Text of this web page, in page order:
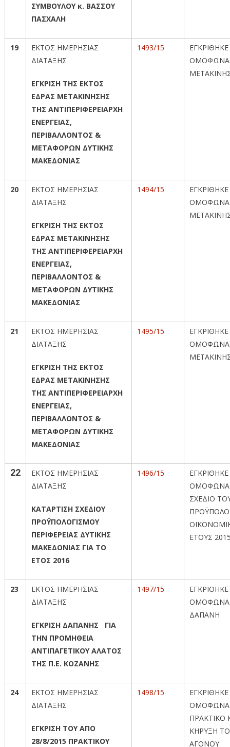
ΣΥΜΒΟΥΛΟΥ κ. ΒΑΣΣΟΥ
ΠΑΣΧΑΛΗ
19
ΕΚΤΟΣ ΗΜΕΡΗΣΙΑΣ
ΔΙΑΤΑΞΗΣ
ΕΓΚΡΙΣΗ ΤΗΣ ΕΚΤΟΣ
ΕΔΡΑΣ ΜΕΤΑΚΙΝΗΣΗΣ
ΤΗΣ ΑΝΤΙΠΕΡΙΦΕΡΕΙΑΡΧΗ
ΕΝΕΡΓΕΙΑΣ,
ΠΕΡΙΒΑΛΛΟΝΤΟΣ &
ΜΕΤΑΦΟΡΩΝ ΔΥΤΙΚΗΣ
ΜΑΚΕΔΟΝΙΑΣ
1493/15
ΕΓΚΡΙΘΗΚΕ
ΟΜΟΦΩΝΑ
20
ΕΚΤΟΣ ΗΜΕΡΗΣΙΑΣ
ΔΙΑΤΑΞΗΣ
ΕΓΚΡΙΣΗ ΤΗΣ ΕΚΤΟΣ
ΕΔΡΑΣ ΜΕΤΑΚΙΝΗΣΗΣ
ΤΗΣ ΑΝΤΙΠΕΡΙΦΕΡΕΙΑΡΧΗ
ΕΝΕΡΓΕΙΑΣ,
ΠΕΡΙΒΑΛΛΟΝΤΟΣ &
ΜΕΤΑΦΟΡΩΝ ΔΥΤΙΚΗΣ
ΜΑΚΕΔΟΝΙΑΣ
1494/15
ΕΓΚΡΙΘΗΚΕ
ΟΜΟΦΩΝΑ
21
ΕΚΤΟΣ ΗΜΕΡΗΣΙΑΣ
ΔΙΑΤΑΞΗΣ
ΕΓΚΡΙΣΗ ΤΗΣ ΕΚΤΟΣ
ΕΔΡΑΣ ΜΕΤΑΚΙΝΗΣΗΣ
ΤΗΣ ΑΝΤΙΠΕΡΙΦΕΡΕΙΑΡΧΗ
ΕΝΕΡΓΕΙΑΣ,
ΠΕΡΙΒΑΛΛΟΝΤΟΣ &
ΜΕΤΑΦΟΡΩΝ ΔΥΤΙΚΗΣ
ΜΑΚΕΔΟΝΙΑΣ
1495/15
ΕΓΚΡΙΘΗΚΕ
ΟΜΟΦΩΝΑ
22
ΕΚΤΟΣ ΗΜΕΡΗΣΙΑΣ
ΔΙΑΤΑΞΗΣ
ΚΑΤΑΡΤΙΣΗ ΣΧΕΔΙΟΥ
ΠΡΟΫΠΟΛΟΓΙΣΜΟΥ
ΠΕΡΙΦΕΡΕΙΑΣ ΔΥΤΙΚΗΣ
ΜΑΚΕΔΟΝΙΑΣ ΓΙΑ ΤΟ
ΕΤΟΣ 2016
1496/15
ΕΓΚΡΙΘΗΚΕ
ΟΜΟΦΩΝΑ
ΣΧΕΔΙΟ
ΕΤΟΥΣ
23
ΕΚΤΟΣ ΗΜΕΡΗΣΙΑΣ
ΔΙΑΤΑΞΗΣ
ΕΓΚΡΙΣΗ ΔΑΠΑΝΗΣ ΓΙΑ
ΤΗΝ ΠΡΟΜΗΘΕΙΑ
ΑΝΤΙΠΑΓΕΤΙΚΟΥ ΑΛΑΤΟΣ
ΤΗΣ Π.Ε. ΚΟΖΑΝΗΣ
1497/15
ΕΓΚΡΙΘΗΚΕ
ΟΜΟΦΩΝΑ
ΔΑΠΑΝΗ
24
ΕΚΤΟΣ ΗΜΕΡΗΣΙΑΣ
ΔΙΑΤΑΞΗΣ
ΕΓΚΡΙΣΗ ΤΟΥ ΑΠΟ
28/8/2015 ΠΡΑΚΤΙΚΟΥ
1498/15
ΕΓΚΡΙΘΗΚΕ
ΟΜΟΦΩΝΑ
ΠΡΑΚΤΙΚΟ
ΚΗΡΥΞΗ
ΑΓΟΝΟΥ